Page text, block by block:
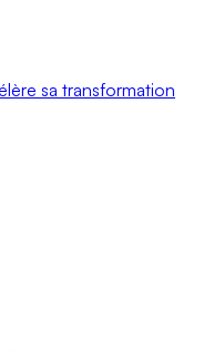
sa transformation